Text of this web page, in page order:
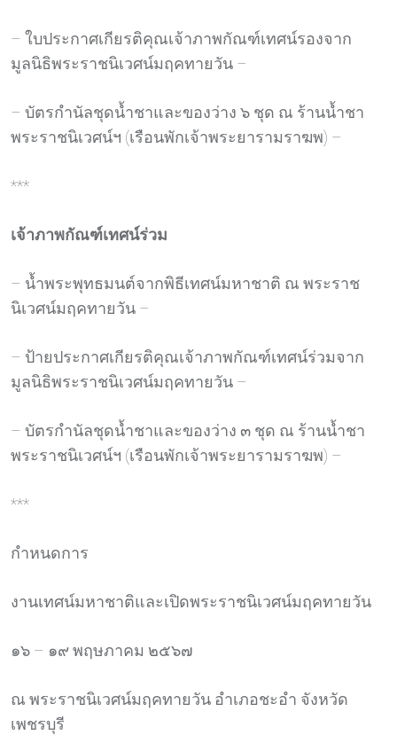
– ใบประกาศเกียรติคุณเจ้าภาพกัณฑ์เทศน์รองจาก
มูลนิธิพระราชนิเวศน์มฤคทายวัน –
– บัตรกำนัลชุดน้ำชาและของว่าง ๖ ชุด ณ ร้านน้ำชา
พระราชนิเวศน์ฯ (เรือนพักเจ้าพระยารามราฆพ) –
***
เจ้าภาพกัณฑ์เทศน์ร่วม
– น้ำพระพุทธมนต์จากพิธีเทศน์มหาชาติ ณ พระราช
นิเวศน์มฤคทายวัน –
– ป้ายประกาศเกียรติคุณเจ้าภาพกัณฑ์เทศน์ร่วมจาก
มูลนิธิพระราชนิเวศน์มฤคทายวัน –
– บัตรกำนัลชุดน้ำชาและของว่าง ๓ ชุด ณ ร้านน้ำชา
พระราชนิเวศน์ฯ (เรือนพักเจ้าพระยารามราฆพ) –
***
กำหนดการ
งานเทศน์มหาชาติและเปิดพระราชนิเวศน์มฤคทายวัน
๑๖ – ๑๙ พฤษภาคม ๒๕๖๗
ณ พระราชนิเวศน์มฤคทายวัน อำเภอชะอำ จังหวัด
เพชรบุรี